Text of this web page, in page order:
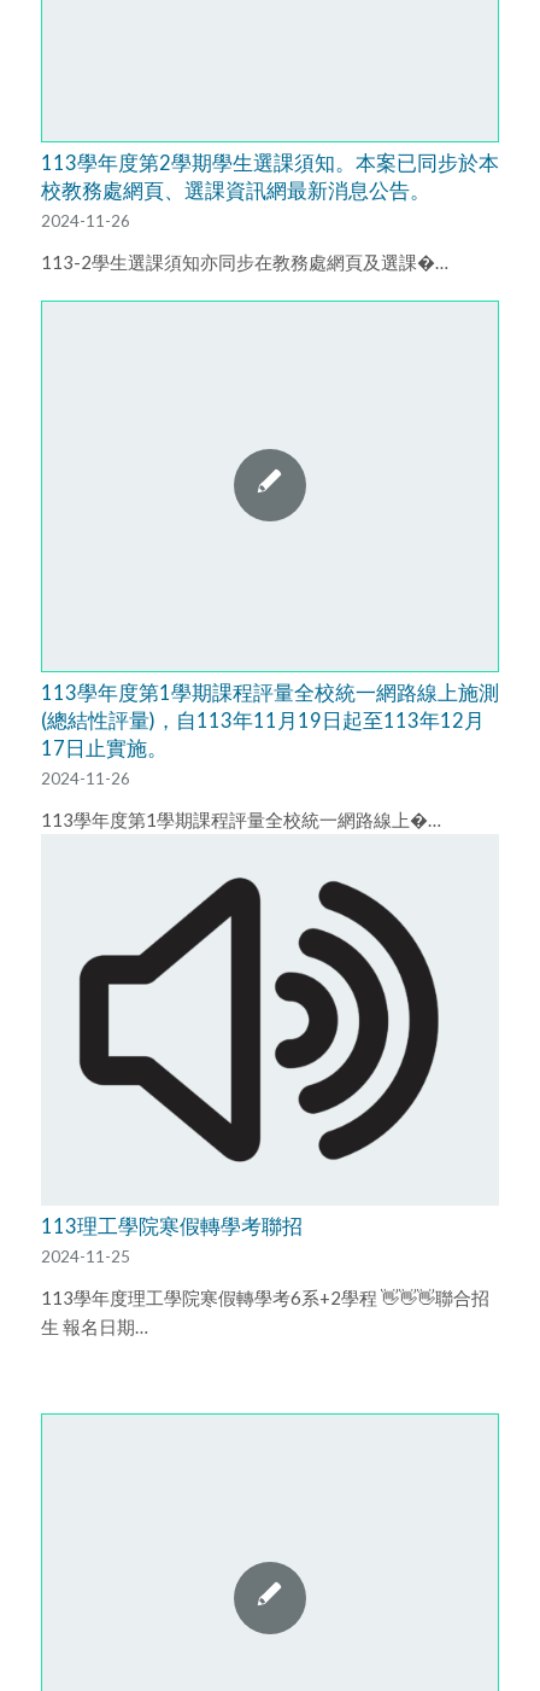
113學年度第2學期學生選課須知。本案已同步於本
校教務處網頁、選課資訊網最新消息公告。
2024-11-26
113-2學生選課須知亦同步在教務處網頁及選課�…
113學年度第1學期課程評量全校統一網路線上施測
(總結性評量)，自113年11月19日起至113年12月
17日止實施。
2024-11-26
113學年度第1學期課程評量全校統一網路線上�…
113理工學院寒假轉學考聯招
2024-11-25
113學年度理工學院寒假轉學考6系+2學程 👋👋👋聯合招
生 報名日期…